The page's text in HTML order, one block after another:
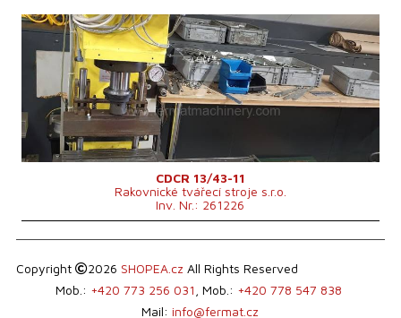
Baujahr:
2009
Presskraft
15 t
Die Abmessungen des Desktop
mm
Stößelhub
220 mm
Maschinenabmessungen L x B x H1050x690x1400 mm
Maschinengewicht
450 kg
Kontrollsystem
CDCR 13/43-11
Rakovnické tvářecí stroje s.r.o.
Inv. Nr.: 261226
Copyright 2026 SHOPEA.cz All Rights Reserved
Mob.: +420 773 256 031 , Mob.: +420 778 547 838
Mail: info@fermat.cz